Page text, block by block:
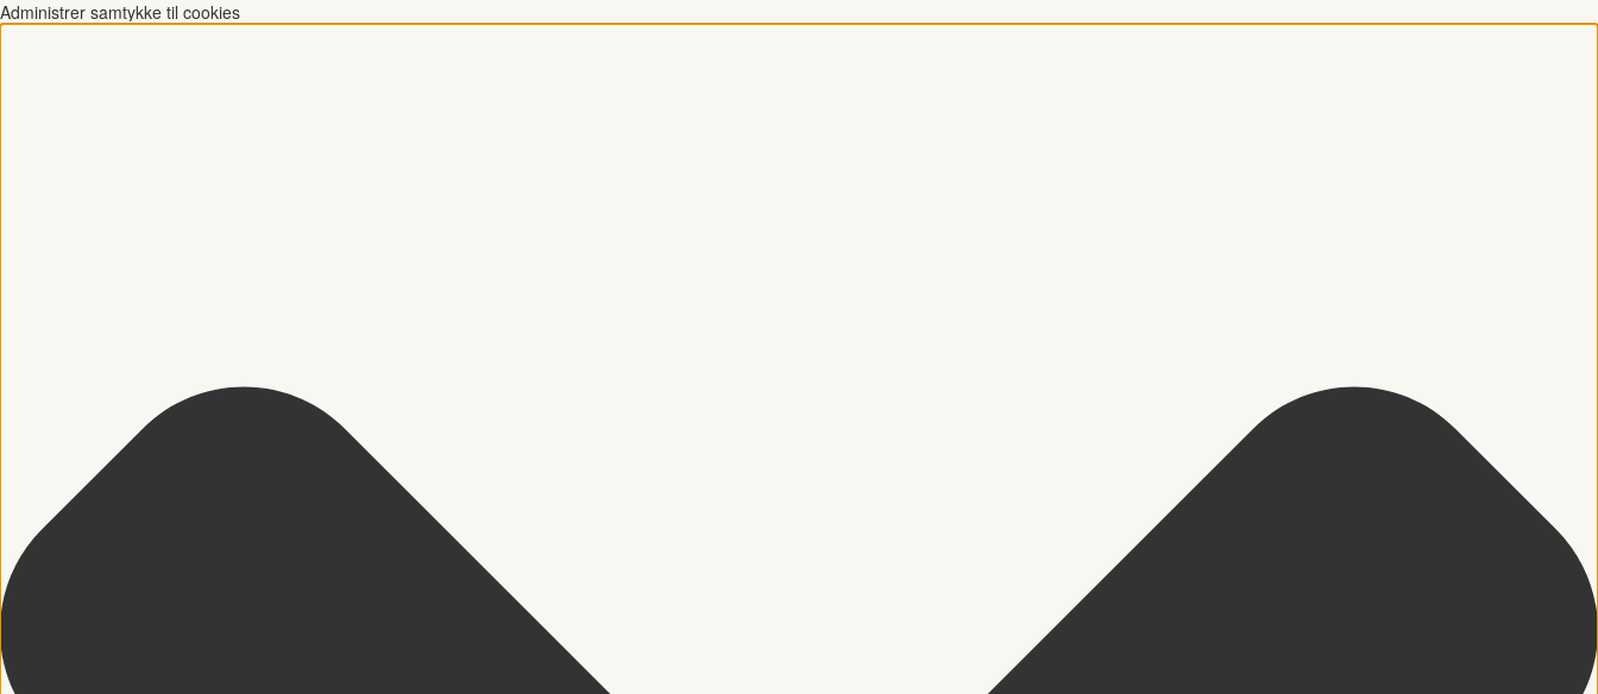
Administrer samtykke til cookies